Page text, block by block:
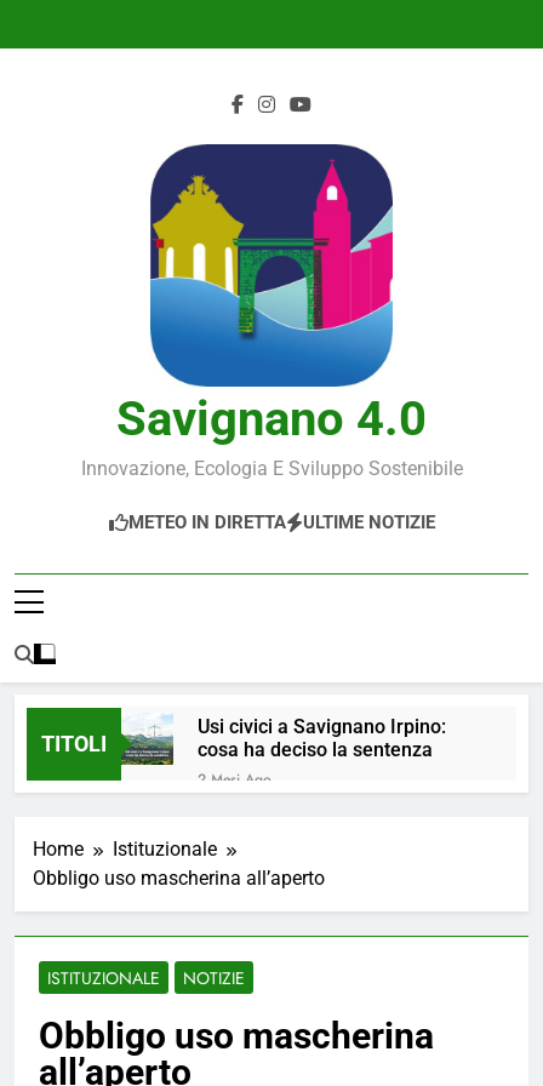
Savignano 4.0
Innovazione, Ecologia E Sviluppo Sostenibile
METEO IN DIRETTA ULTIME NOTIZIE
TITOLI
Usi civici a Savignano Irpino:
cosa ha deciso la sentenza
2 Mesi Ago
4 Mesi Ago
ORDINANZA N. 8/2026 –
PARZIALE REVOCA DEL DIVIETO
DI UTILIZZO DELL’ACQUA
POTABILE
5 Mesi Ago
📢Aggiornamento Situazione
ACQUA
⚠️ Emergenza Acqua a
Savignano Irpino: Ordinanza n. 7
Home
Istituzionale
Obbligo uso mascherina all’aperto
ISTITUZIONALE NOTIZIE
Obbligo uso mascherina
all’aperto